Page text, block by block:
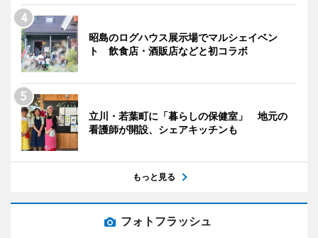
昭島のログハウス展示場でマルシェイベン
ト 飲食店・酒販店などと初コラボ
立川・若葉町に「暮らしの保健室」 地元の
看護師が開設、シェアキッチンも
もっと見る
フォトフラッシュ